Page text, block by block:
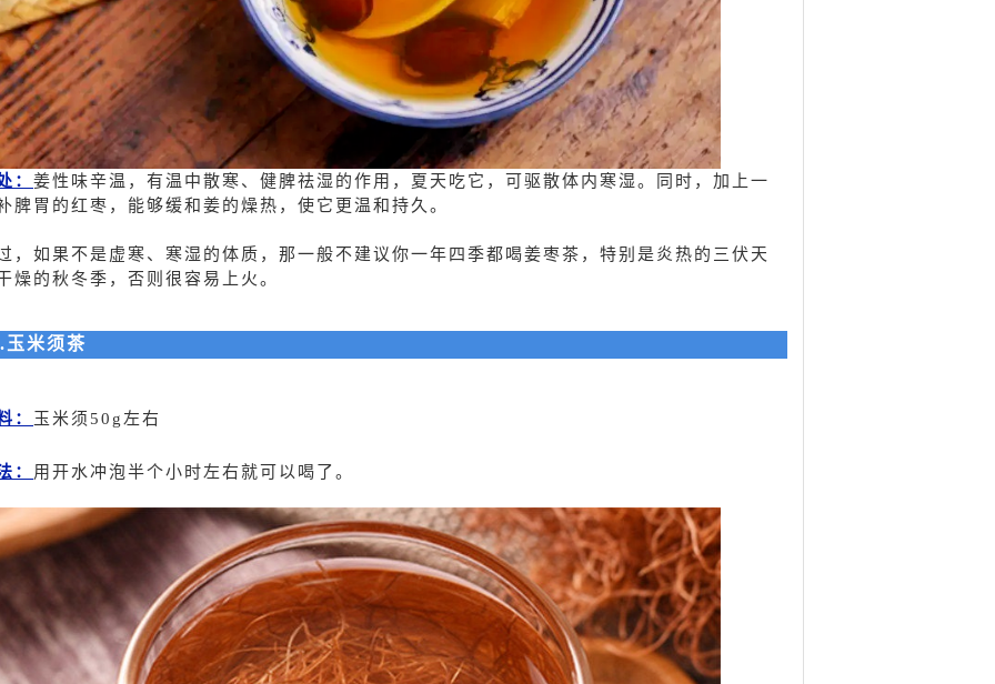
： 姜性味辛温，有温中散寒、健脾祛湿的作用，夏天吃它，可驱散体内寒湿。同时，加上一
脾胃的红枣，能够缓和姜的燥热，使它更温和持久。
，如果不是虚寒、寒湿的体质，那一般不建议你一年四季都喝姜枣茶，特别是炎热的三伏天
燥的秋冬季，否则很容易上火。
玉米须茶
： 玉米须50g左右
： 用开水冲泡半个小时左右就可以喝了。